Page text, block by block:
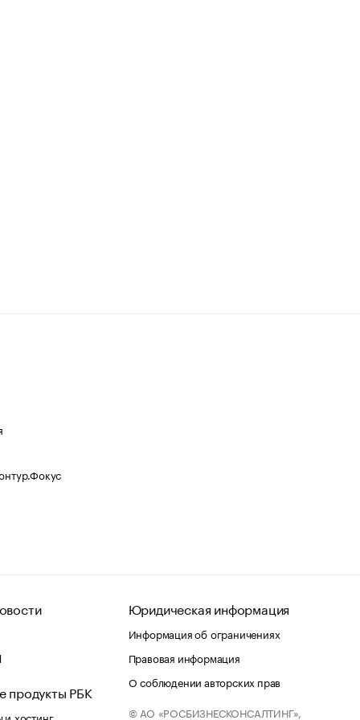
продукты РБК
хостинг
Юридическая информация
Информация об ограничениях
Правовая информация
О соблюдении авторских прав
© АО «РОСБИЗНЕСКОНСАЛТИНГ»,